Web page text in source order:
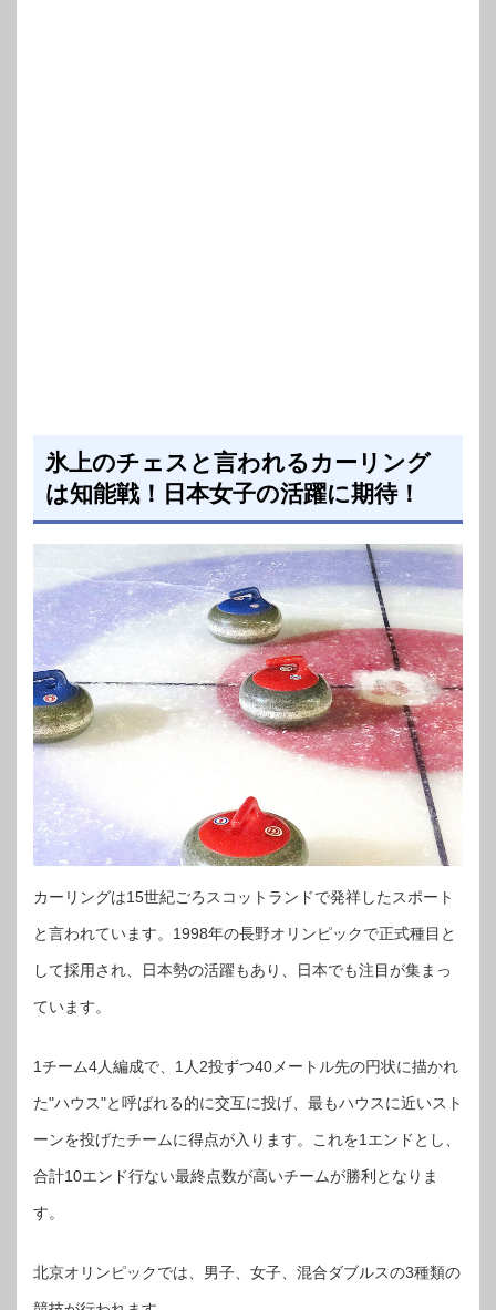
氷上のチェスと言われるカーリング
は知能戦！日本女子の活躍に期待！
カーリングは15世紀ごろスコットランドで発祥したスポート
と言われています。1998年の長野オリンピックで正式種目と
して採用され、日本勢の活躍もあり、日本でも注目が集まっ
ています。
1チーム4人編成で、1人2投ずつ40メートル先の円状に描かれ
た"ハウス"と呼ばれる的に交互に投げ、最もハウスに近いスト
ーンを投げたチームに得点が入ります。これを1エンドとし、
合計10エンド行ない最終点数が高いチームが勝利となりま
す。
北京オリンピックでは、男子、女子、混合ダブルスの3種類の